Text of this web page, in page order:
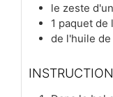
le zeste
1 paquet de
de l'huile